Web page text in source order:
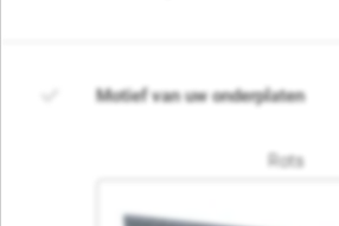
Motief van uw onderplaten
Rots